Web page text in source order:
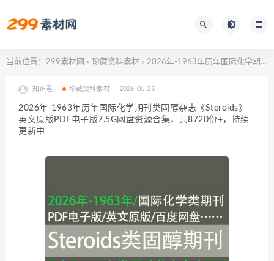
当前位置： 299素材网 > 珍藏资料素材 > 2026年-1963年历年国际化学期刊类固醇杂志《Steroids》英文原版PDF电子版7.5G网盘资源合集，共8720份+，持续更新中
知识君 珍藏资料素材 2026-01-23
2026年-1963年历年国际化学期刊类固醇杂志《Steroids》
英文原版PDF电子版7.5G网盘资源合集，共8720份+，持续
更新中